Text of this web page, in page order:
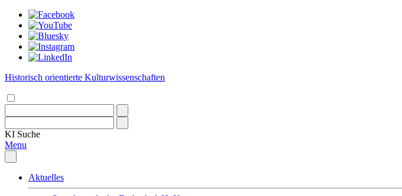
Historisch orientierte Kulturwissenschaften
KI Suche
Menu
Aktuelles